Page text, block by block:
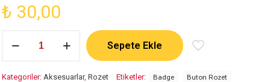
₺ 30,00
adet
Sepete Ekle
Kategoriler: Aksesuarlar, Rozet Etiketler: Badge
Buton Rozet